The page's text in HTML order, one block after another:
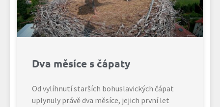
Dva měsíce s čápaty
Od vylíhnutí starších bohuslavických čápat
uplynuly právě dva měsíce, jejich první let